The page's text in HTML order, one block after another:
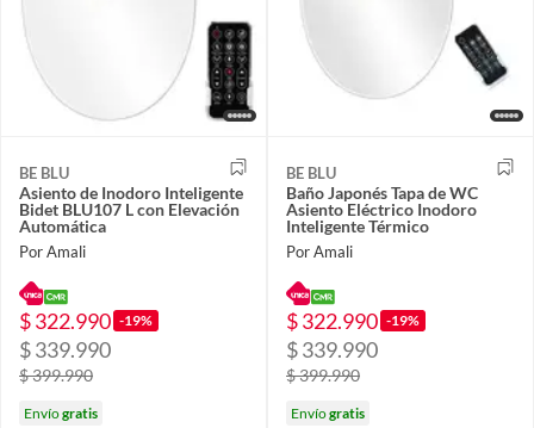
BE BLU
Asiento de Inodoro Inteligente
Bidet BLU107 L con Elevación
Automática
Por Amali
$ 322.990 -19%
$ 339.990
$ 399.990
Envíogratis
BE BLU
Baño Japonés Tapa de WC
Asiento Eléctrico Inodoro
Inteligente Térmico
Por Amali
$ 322.990 -19%
$ 339.990
$ 399.990
Envíogratis